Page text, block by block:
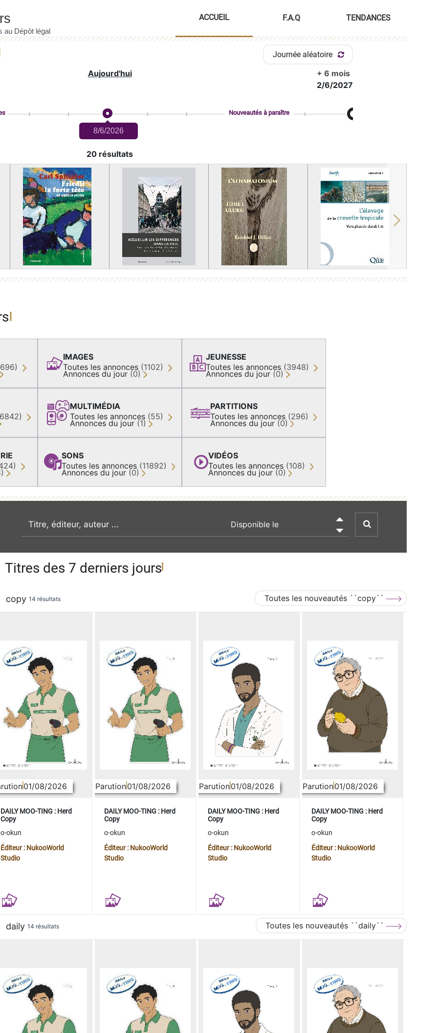
ACCUEIL F.A.Q TENDANCES
Journée aléatoire
Aujourd'hui
+ 6 mois
2/6/2027
8/6/2026
Nouveautés à paraître
20 résultats
Next
IMAGES
Toutes les annonces (1102)
Annonces du jour (0)
MULTIMÉDIA
Toutes les annonces (55)
Annonces du jour (1)
SONS
Toutes les annonces (11892)
Annonces du jour (0)
JEUNESSE
Toutes les annonces (3948)
Annonces du jour (0)
PARTITIONS
Toutes les annonces (296)
Annonces du jour (0)
VIDÉOS
Toutes les annonces (108)
Annonces du jour (0)
recherche par mot clé

Titres des 7 derniers jours
copy 14 résultats Toutes les nouveautés ``copy``
01/08/2026
DAILY MOO-TING : Herd
Copy
o-okun
Éditeur : NukooWorld
Studio
Parution01/08/2026
DAILY MOO-TING : Herd
Copy
o-okun
Éditeur : NukooWorld
Studio
Parution01/08/2026
DAILY MOO-TING : Herd
Copy
o-okun
Éditeur : NukooWorld
Studio
Parution01/08/2026
DAILY MOO-TING : Herd
Copy
o-okun
Éditeur : NukooWorld
Studio
daily 14 résultats Toutes les nouveautés ``daily``